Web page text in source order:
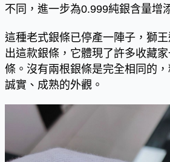
不同，進一步為0.999純銀含量增
這種老式銀條已停產一陣子，獅
出這款銀條，它體現了許多收藏
條。沒有兩根銀條是完全相同的
誠實、成熟的外觀。